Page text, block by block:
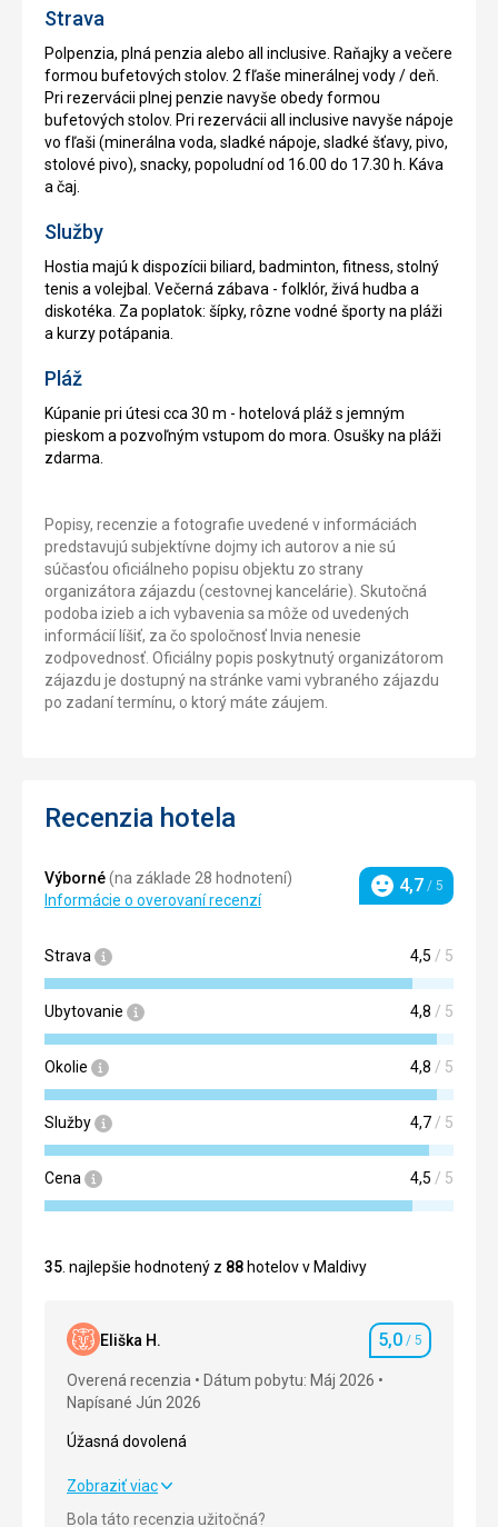
Strava
Polpenzia, plná penzia alebo all inclusive. Raňajky a večere
formou bufetových stolov. 2 fľaše minerálnej vody / deň.
Pri rezervácii plnej penzie navyše obedy formou
bufetových stolov. Pri rezervácii all inclusive navyše nápoje
vo fľaši (minerálna voda, sladké nápoje, sladké šťavy, pivo,
stolové pivo), snacky, popoludní od 16.00 do 17.30 h. Káva
a čaj.
Služby
Hostia majú k dispozícii biliard, badminton, fitness, stolný
tenis a volejbal. Večerná zábava - folklór, živá hudba a
diskotéka. Za poplatok: šípky, rôzne vodné športy na pláži
a kurzy potápania.
Pláž
Kúpanie pri útesi cca 30 m - hotelová pláž s jemným
pieskom a pozvoľným vstupom do mora. Osušky na pláži
zdarma.
Popisy, recenzie a fotografie uvedené v informáciách
predstavujú subjektívne dojmy ich autorov a nie sú
súčasťou oficiálneho popisu objektu zo strany
organizátora zájazdu (cestovnej kancelárie). Skutočná
podoba izieb a ich vybavenia sa môže od uvedených
informácií líšiť, za čo spoločnosť Invia nenesie
zodpovednosť. Oficiálny popis poskytnutý organizátorom
zájazdu je dostupný na stránke vami vybraného zájazdu
po zadaní termínu, o ktorý máte záujem.
Recenzia hotela
Výborné(na základe 28 hodnotení)
Informácie o overovaní recenzí
Hodnotenie
4,7 / 5
Strava 4,5 / 5
Ubytovanie 4,8 / 5
Okolie 4,8 / 5
Služby 4,7 / 5
Cena 4,5 / 5
35 . najlepšie hodnotený z 88 hotelov v Maldivy
Eliška H. Hodnotenie
5,0 / 5
Overená recenzia
Dátum pobytu: Máj 2026
Napísané Jún 2026
Úžasná dovolená
Úžasná dovolená
Zobraziť viac
Bola táto recenzia užitočná?